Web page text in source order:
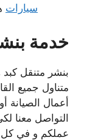
سيارات
خدمة
بنشر متنقل
متناول جميع
أعمال الصيانة
التواصل معنا
عملكم و في كل